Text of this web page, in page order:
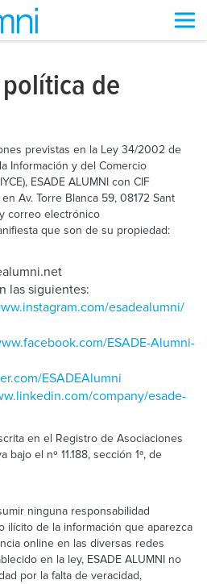
de
previstas en la Ley 34/2002 de
Información y del Comercio
ESADE ALUMNI con CIF
Av. Torre Blanca 59, 08172 Sant
correo electrónico
que son de su propiedad:
las siguientes:
esadealumni/
ESADE-Alumni-
ESADEAlumni
company/esade-
en el Registro de Asociaciones
el nº 11.188, sección 1ª, de
ninguna responsabilidad
ilícito de la información que aparezca
online en las diversas redes
en la ley, ESADE ALUMNI no
por la falta de veracidad,